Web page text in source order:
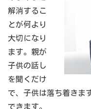
解消するこ
とが何より
大切になり
ます。親が
子供の話し
を聞くだけ
で、子供は落ち着きま
できます。